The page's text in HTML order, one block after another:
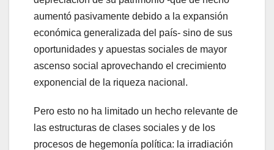
aumentó pasivamente debido a la expansión
económica generalizada del país- sino de sus
oportunidades y apuestas sociales de mayor
ascenso social aprovechando el crecimiento
exponencial de la riqueza nacional.
Pero esto no ha limitado un hecho relevante de
las estructuras de clases sociales y de los
procesos de hegemonía política: la irradiación